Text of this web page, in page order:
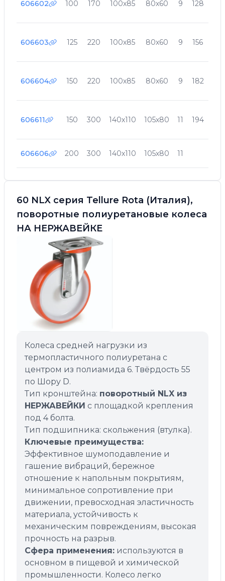
606602 100 170 100х85 80х60 9 128
606603 125 220 100х85 80х60 9 156
606604 150 220 100х85 80х60 9 182
606611 150 300 140х110 105х80 11 194
606606 200 300 140х110 105х80 11
60 NLX серия Tellure Rota (Италия),
поворотные полиуретановые колеса
НА НЕРЖАВЕЙКЕ
Колеса средней нагрузки из
термопластичного полиуретана с
центром из полиамида 6. Твёрдость 55
по Шору D.
Тип кронштейна: поворотный NLX из
НЕРЖАВЕЙКИ с площадкой крепления
под 4 болта.
Тип подшипника: скольжения (втулка).
Ключевые преимущества:
Эффективное шумоподавление и
гашение вибраций, бережное
отношение к напольным покрытиям,
минимальное сопротивление при
движении, превосходная эластичность
материала, устойчивость к
механическим повреждениям, высокая
прочность на разрыв.
Сфера применения: используются в
основном в пищевой и химической
промышленности. Колесо легко